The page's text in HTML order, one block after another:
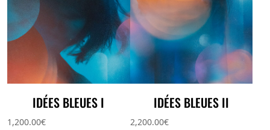
IDÉES BLEUES I
1,200.00€
IDÉES BLEUES II
2,200.00€